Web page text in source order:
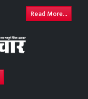
Read More...